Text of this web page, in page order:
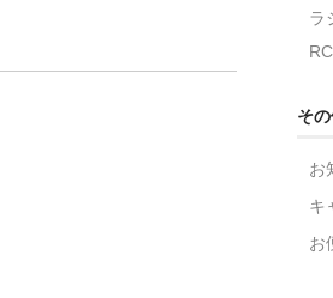
ラ
そ
お
キ
お